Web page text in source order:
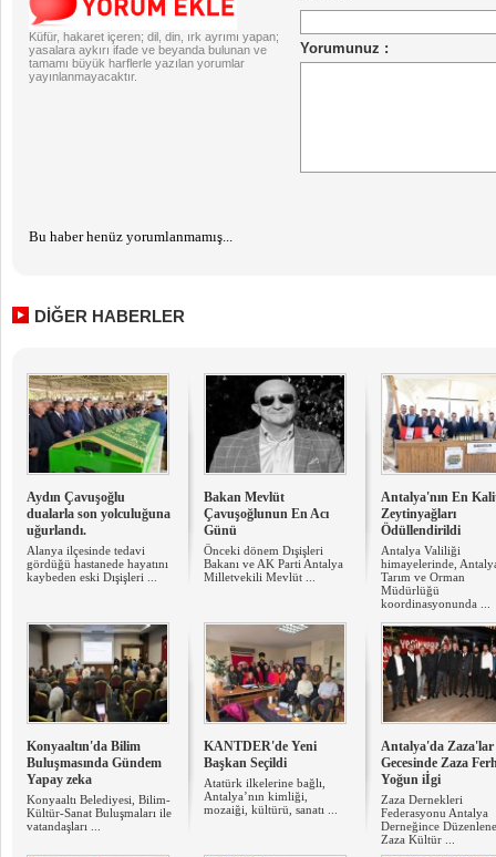
Küfür, hakaret içeren; dil, din, ırk ayrımı yapan;
yasalara aykırı ifade ve beyanda bulunan ve
tamamı büyük harflerle yazılan yorumlar
yayınlanmayacaktır.
Bu haber henüz yorumlanmamış...
DİĞER HABERLER
Aydın Çavuşoğlu
dualarla son yolculuğuna
uğurlandı.
Alanya ilçesinde tedavi
gördüğü hastanede hayatını
kaybeden eski Dışişleri ...
Bakan Mevlüt
Çavuşoğlunun En Acı
Günü
Önceki dönem Dışişleri
Bakanı ve AK Parti Antalya
Milletvekili Mevlüt ...
Antalya'nın En
Zeytinyağları
Ödüllendirildi
Antalya Valiliği
himayelerinde,
Tarım ve Orman
Müdürlüğü
koordinasyonunda ...
Konyaaltın'da Bilim
Buluşmasında Gündem
Yapay zeka
Konyaaltı Belediyesi, Bilim-
Kültür-Sanat Buluşmaları ile
vatandaşları ...
KANTDER'de Yeni
Başkan Seçildi
Atatürk ilkelerine bağlı,
Antalya’nın kimliği,
mozaiği, kültürü, sanatı ...
Antalya'da Zaza'lar
Gecesinde Zaza
Yoğun iİgi
Zaza Dernekleri
Federasyonu Antalya
Derneğince
Zaza Kültür ...